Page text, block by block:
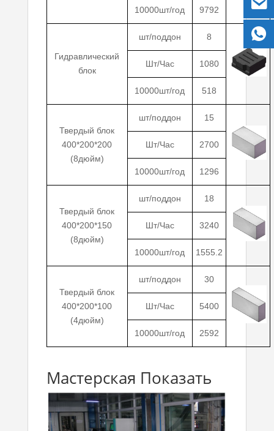
10000шт/год 9792
Гидравлический
блок
шт/поддон 8
Шт/Час 1080
10000шт/год 518
Твердый блок
400*200*200
(8дюйм)
шт/поддон 15
Шт/Час 2700
10000шт/год 1296
Твердый блок
400*200*150
(8дюйм)
шт/поддон 18
Шт/Час 3240
10000шт/год 1555.2
Твердый блок
400*200*100
(4дюйм)
шт/поддон 30
Шт/Час 5400
10000шт/год 2592
Мастерская Показать